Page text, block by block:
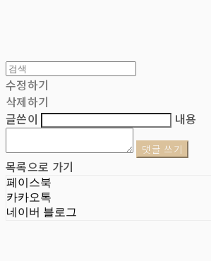
수정하기
삭제하기
글쓴이
내용
댓글 쓰기
목록으로 가기
페이스북
카카오톡
네이버 블로그